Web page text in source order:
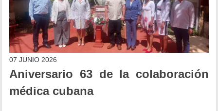
07 JUNIO 2026
Aniversario 63 de la colaboración
médica cubana